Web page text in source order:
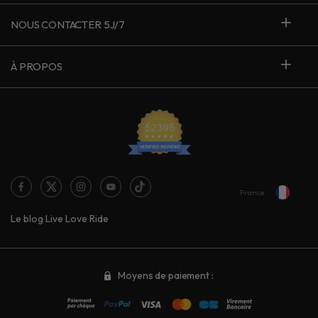
NOUS CONTACTER 5J/7
À PROPOS
Le blog Live Love Ride
France
Moyens de paiement :